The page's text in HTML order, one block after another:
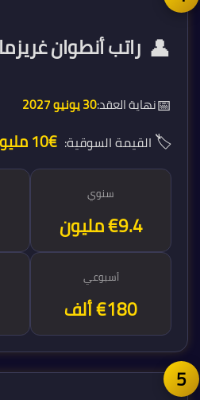
👤 راتب أنطوان غريزمان
نهاية العقد:30 يونيو 2027
🏷️القيمة السوقية:€10 مليون
سنوي
€9.4 مليون
أسبوعي
€180 ألف
5